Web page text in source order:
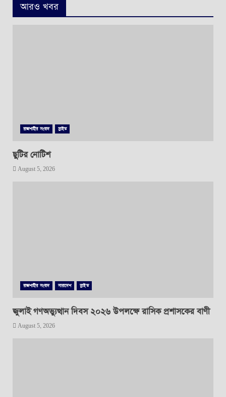
আরও খবর
রাজশাহীর সংবাদ স্লাইড
ছুটির নোটিশ
August 5, 2026
রাজশাহীর সংবাদ সারাদেশ স্লাইড
জুলাই গণঅভ্যুত্থান দিবস ২০২৬ উপলক্ষে রাসিক প্রশাসকের বাণী
August 5, 2026